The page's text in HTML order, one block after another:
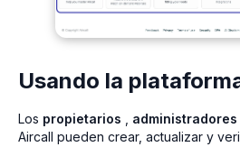
Usando la
Los propietarios administradores
Aircall pueden crear, actualizar y